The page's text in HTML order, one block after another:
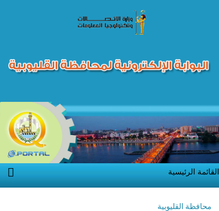
القائمة الرئيسية
محافظة القليوبية